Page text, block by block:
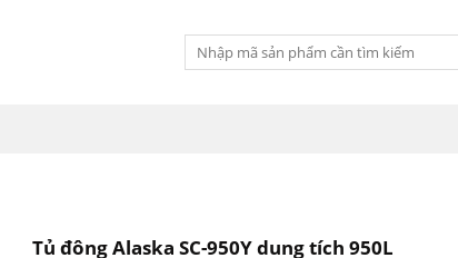
Tìm
kiếm:
Tủ đông Alaska SC-950Y dung tích 950L